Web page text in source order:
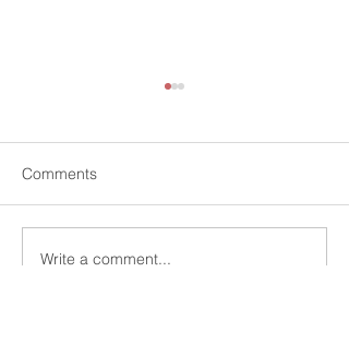
學習GAMMA之前，你必須
Comments
Write a comment...